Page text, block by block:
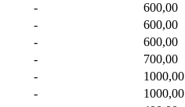
-
600,00
-
600,00
-
600,00
-
700,00
-
1000,00
-
1000,00